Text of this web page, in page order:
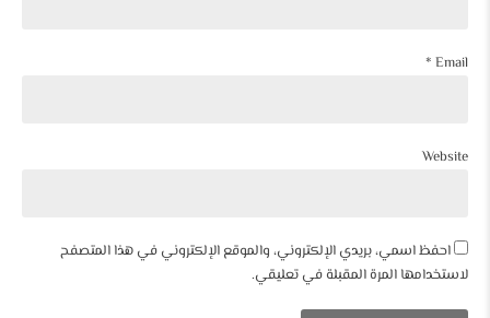
Email *
Website
احفظ اسمي، بريدي الإلكتروني، والموقع الإلكتروني في هذا المتصفح
لاستخدامها المرة المقبلة في تعليقي.